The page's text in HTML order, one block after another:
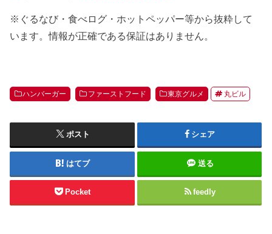
※ぐるなび・食べログ・ホットペッパー等から抜粋して
います。情報が正確である保証はありません。
ハンバーガー ファーストフード 東京グルメ 丸ビル
ポスト シェア
はてブ 送る
Pocket feedly